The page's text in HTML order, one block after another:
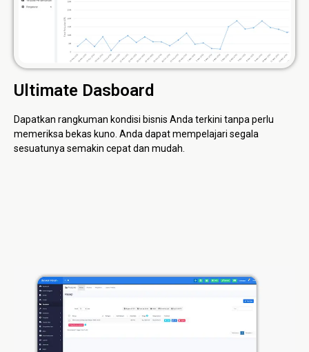
Ultimate Dasboard
Dapatkan rangkuman kondisi bisnis Anda terkini tanpa perlu
memeriksa bekas kuno. Anda dapat mempelajari segala
sesuatunya semakin cepat dan mudah.